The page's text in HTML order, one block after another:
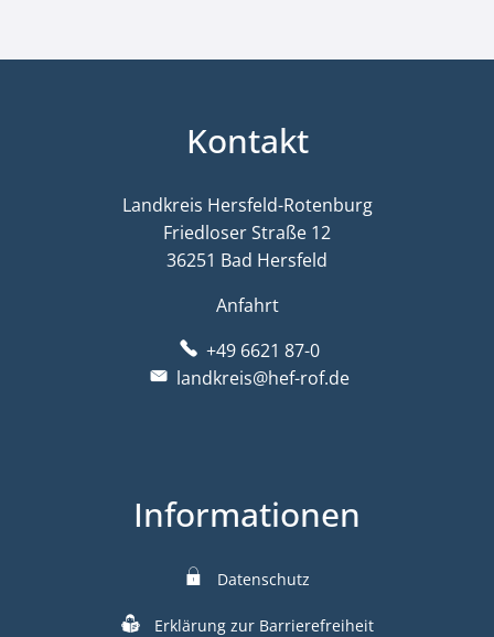
Kontakt
Landkreis Hersfeld-Rotenburg
Friedloser Straße 12
36251 Bad Hersfeld
Anfahrt
+49 6621 87-0
landkreis@hef-rof.de
Informationen
Datenschutz
Erklärung zur Barrierefreiheit